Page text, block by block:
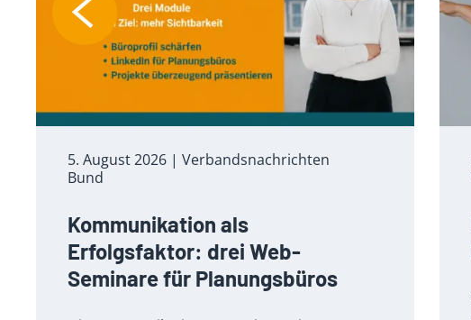
5. August 2026 | Verbandsnachrichten
Bund
Kommunikation als
Erfolgsfaktor: drei Web-
Seminare für Planungsbüros